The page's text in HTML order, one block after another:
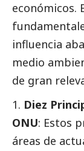
económicos.
influencia
medio
de gran
Diez
ONU: Estos
áreas de